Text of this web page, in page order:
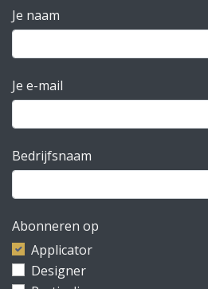
Je naam
Je e-mail
Bedrijfsnaam
Abonneren op
Applicator
Designer